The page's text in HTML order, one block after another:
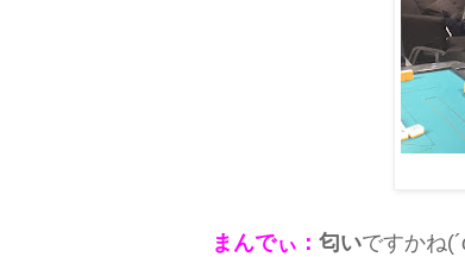
まんでぃ： 匂いですかね